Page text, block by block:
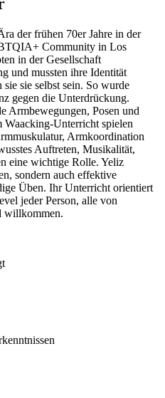
der frühen 70er Jahre in der
Community in Los
in der Gesellschaft
und mussten ihre Identität
sie selbst sein. So wurde
gegen die Unterdrückung.
Armbewegungen, Posen und
Unterricht spielen
Armkoordination
Auftreten, Musikalität,
eine wichtige Rolle. Yeliz
sondern auch effektive
Üben. Ihr Unterricht orientiert
jeder Person, alle von
willkommen.